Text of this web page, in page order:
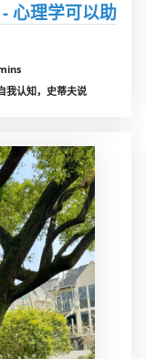
心理学可以助
我认知，史蒂夫说